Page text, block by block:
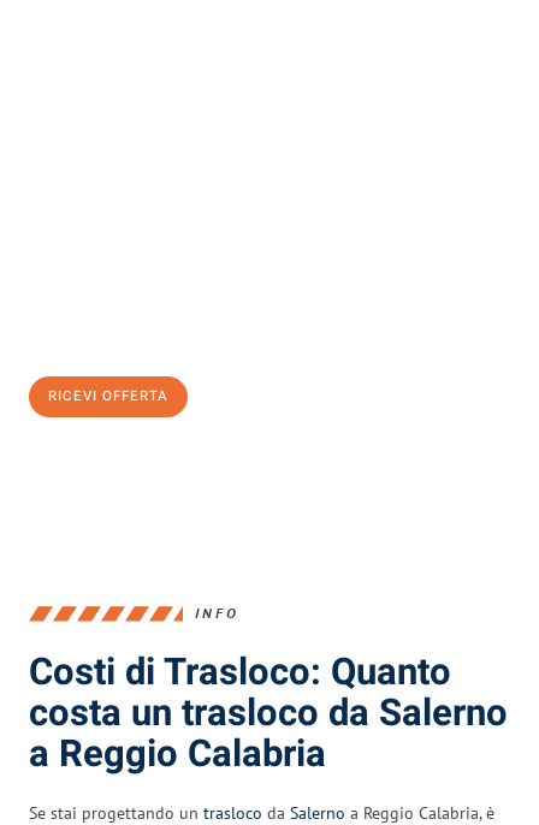
RICEVI OFFERTA
INFO
Costi di Trasloco: Quanto
costa un trasloco da Salerno
a Reggio Calabria
Se stai progettando un trasloco da Salerno a Reggio Calabria, è